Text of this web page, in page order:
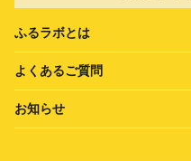
ふるラボとは
よくあるご質問
お知らせ